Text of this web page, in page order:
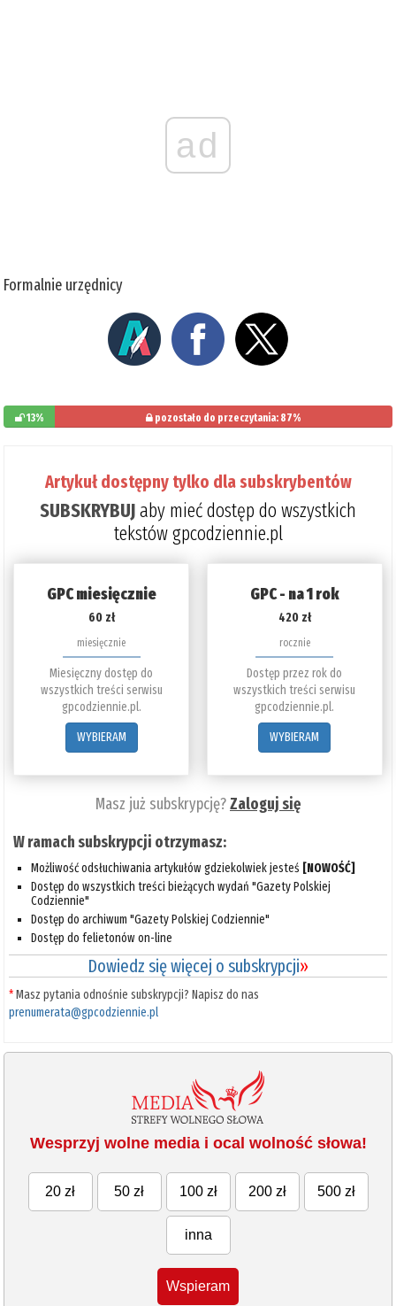
ad
Formalnie urzędnicy
13% pozostało do przeczytania: 87%
Artykuł dostępny tylko dla subskrybentów
SUBSKRYBUJaby mieć dostęp do wszystkich
tekstów gpcodziennie.pl
GPC miesięcznie
60 zł
miesięcznie
Miesięczny dostęp do
wszystkich treści serwisu
gpcodziennie.pl.
WYBIERAM
GPC - na 1 rok
420 zł
rocznie
Dostęp przez rok do
wszystkich treści serwisu
gpcodziennie.pl.
WYBIERAM
Masz już subskrypcję?Zaloguj się
W ramach subskrypcji otrzymasz:
Możliwość odsłuchiwania artykułów gdziekolwiek jesteś [NOWOŚĆ]
Dostęp do wszystkich treści bieżących wydań "Gazety Polskiej
Codziennie"
Dostęp do archiwum "Gazety Polskiej Codziennie"
Dostęp do felietonów on-line
Dowiedz się więcej o subskrypcji»
*Masz pytania odnośnie subskrypcji? Napisz do nas
prenumerata@gpcodziennie.pl
Wesprzyj wolne media i ocal wolność słowa!
20 zł 50 zł 100 zł 200 zł 500 zł
inna
Wspieram